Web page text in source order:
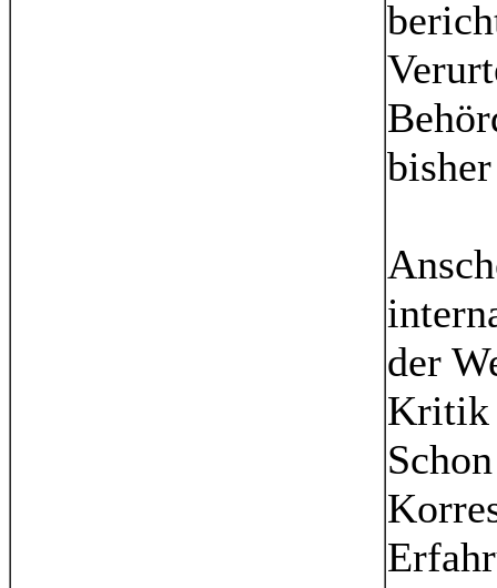
der
Kritik